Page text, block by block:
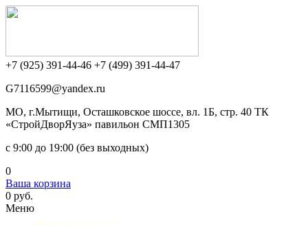
+7 (925) 391-44-46 +7 (499) 391-44-47
G7116599@yandex.ru
МО, г.Мытищи, Осташковское шоссе, вл. 1Б, стр. 40 ТК
«СтройДворЯуза» павильон СМП1305
c 9:00 до 19:00 (без выходных)
0
Ваша корзина
0 руб.
Меню